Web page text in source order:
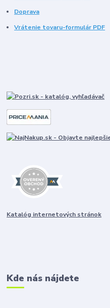
Doprava
Vrátenie tovaru-formulár PDF
Katalóg internetových stránok
Kde nás nájdete